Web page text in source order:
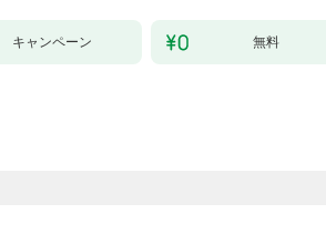
キャンペーン 無料